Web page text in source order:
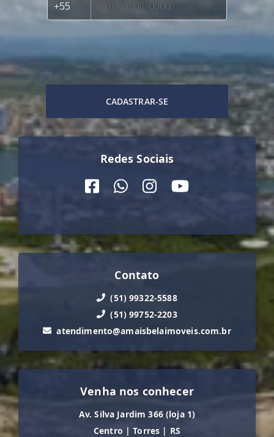
CADASTRAR-SE
Redes Sociais
Contato
(51) 99322-5588
(51) 99752-2203
atendimento@amaisbelaimoveis.com.br
Venha nos conhecer
Av. Silva Jardim 366 (loja 1)
Centro | Torres | RS